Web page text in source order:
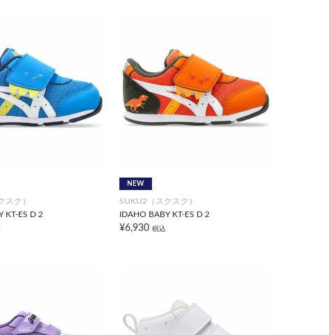
スク）
KT-ES D 2
NEW
SUKU2（スクスク）
IDAHO BABY KT-ES D 2
¥6,930 税込